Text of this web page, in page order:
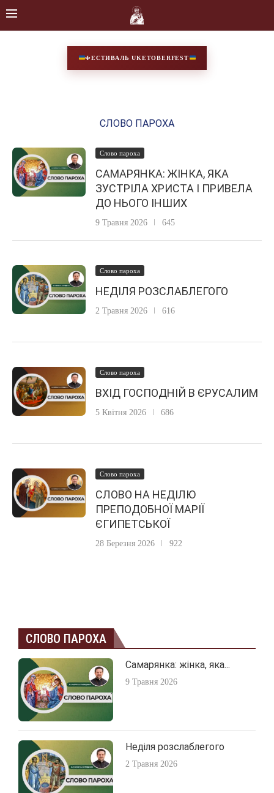
ФЕСТИВАЛЬ UKETOBERFEST
СЛОВО ПАРОХА
Слово пароха
САМАРЯНКА: ЖІНКА, ЯКА
ЗУСТРІЛА ХРИСТА І ПРИВЕЛА
ДО НЬОГО ІНШИХ
9 Травня 2026 645
Слово пароха
НЕДІЛЯ РОЗСЛАБЛЕГОГО
2 Травня 2026 616
Слово пароха
ВХІД ГОСПОДНІЙ В ЄРУСАЛИМ
5 Квітня 2026 686
Слово пароха
СЛОВО НА НЕДІЛЮ
ПРЕПОДОБНОЇ МАРІЇ
ЄГИПЕТСЬКОЇ
28 Березня 2026 922
СЛОВО ПАРОХА
Самарянка: жінка, яка...
9 Травня 2026
Неділя розслаблегого
2 Травня 2026